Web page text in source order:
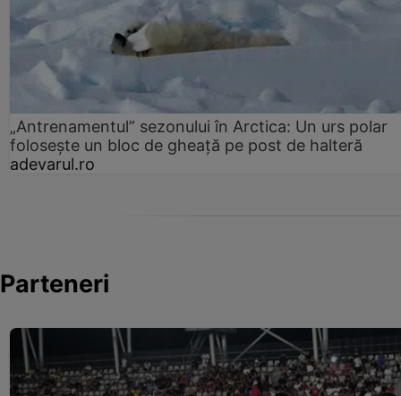
„Antrenamentul” sezonului în Arctica: Un urs polar
folosește un bloc de gheață pe post de halteră
adevarul.ro
Parteneri